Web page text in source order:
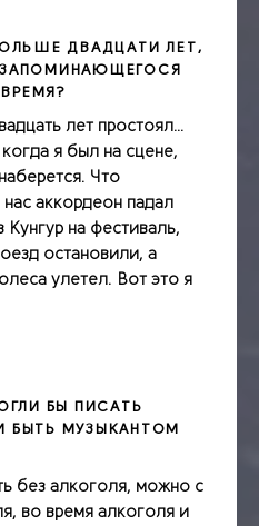
ДВАДЦАТИ ЛЕТ,
лет простоял…
я был на сцене,
Что
аккордеон падал
на фестиваль,
остановили, а
улетел. Вот это я
БЫ ПИСАТЬ
БЫТЬ МУЗЫКАНТОМ
без алкоголя, можно с
во время алкоголя и